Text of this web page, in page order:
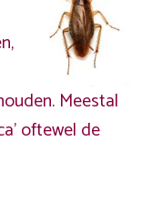
Meestal
oftewel de